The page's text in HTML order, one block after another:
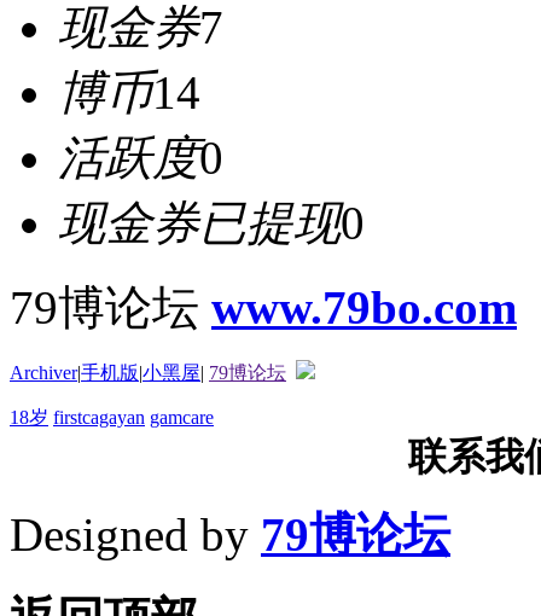
现金券7
博币14
活跃度0
现金券已提现0
79博论坛 www.79bo.com
Archiver|手机版|小黑屋| 79博论坛
18岁 firstcagayan gamcare
联系我
Designed by 79博论坛